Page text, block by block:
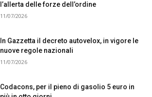
l’allerta delle forze dell’ordine
11/07/2026
In Gazzetta il decreto autovelox, in vigore le
nuove regole nazionali
11/07/2026
Codacons, per il pieno di gasolio 5 euro in